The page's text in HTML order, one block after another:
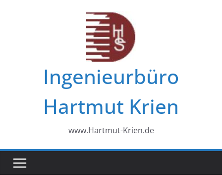
Ingenieurbüro
Hartmut Krien
www.Hartmut-Krien.de